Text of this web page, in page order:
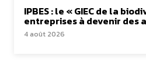
IPBES : le « GIEC de la
entreprises à devenir des
4 août 2026